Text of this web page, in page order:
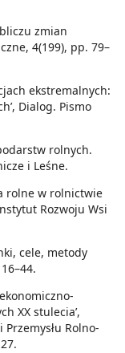
zmian
4(199), pp. 79–
ekstremalnych:
Dialog. Pismo
rolnych.
i Leśne.
rolne w rolnictwie
Rozwoju Wsi
cele, metody
XX stulecia’,
Rolno-